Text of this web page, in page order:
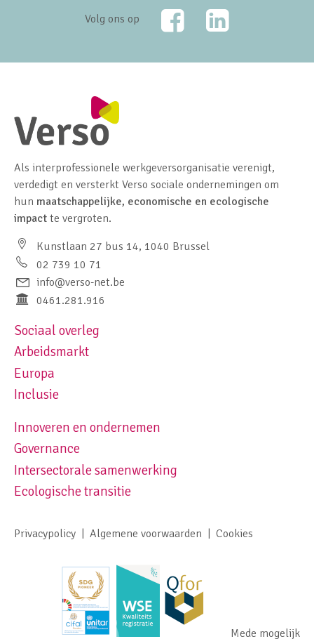
Volg ons op
FacebookLinkedIn
Als interprofessionele werkgeversorganisatie verenigt,
verdedigt en versterkt Verso sociale ondernemingen om
hun maatschappelijke, economische en ecologische
impact te vergroten.
Kunstlaan 27 bus 14, 1040 Brussel
02 739 10 71
info@verso-net.be
0461.281.916
Footer navigation left
Sociaal overleg
Arbeidsmarkt
Europa
Inclusie
Footer navigation right
Innoveren en ondernemen
Governance
Intersectorale samenwerking
Ecologische transitie
Footer meta navigation
Privacypolicy Algemene voorwaarden Cookies
Mede mogelijk